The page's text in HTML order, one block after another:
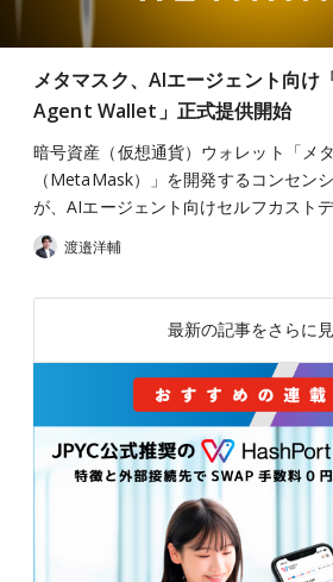
メタマスク、AIエージェント向
Agent Wallet」正式提供開始
暗号資産（仮想通貨）ウォレット「メ
（MetaMask）」を開発するコンセン
が、AIエージェント向けセルフカスト
渡邉洋輔
最新の記事をさらに